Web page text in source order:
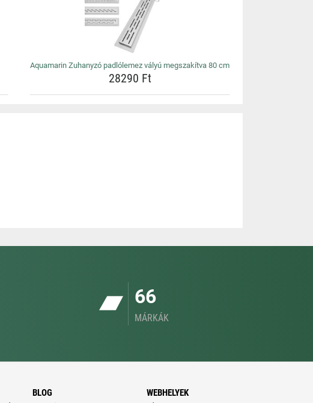
Aquamarin Zuhanyzó padlólemez vályú megszakítva 80 cm
28290 Ft
66
MÁRKÁK
BLOG WEBHELYEK